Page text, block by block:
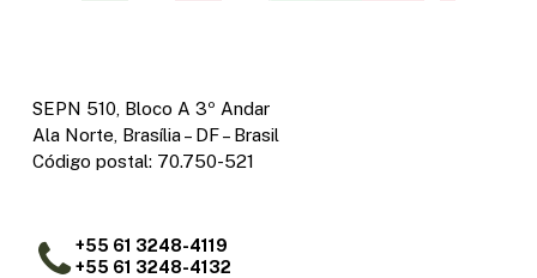
SEPN 510, Bloco A 3º Andar
Ala Norte, Brasília – DF – Brasil
Código postal: 70.750-521
+55 61 3248-4119
+55 61 3248-4132